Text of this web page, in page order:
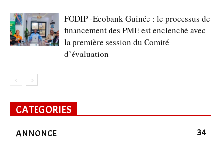
FODIP -Ecobank Guinée : le processus de
financement des PME est enclenché avec
la première session du Comité
d’évaluation
CATEGORIES
ANNONCE
34